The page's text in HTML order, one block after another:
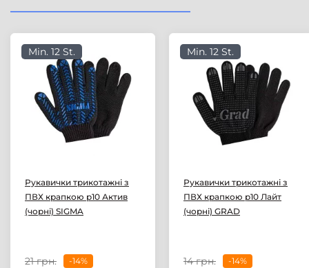
Min. 12 St.
Рукавички трикотажні з
ПВХ крапкою р10 Актив
(чорні) SIGMA
21 грн. -14%
Min. 12 St.
Рукавички трикотажні з
ПВХ крапкою р10 Лайт
(чорні) GRAD
14 грн. -14%